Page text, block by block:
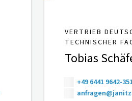
VERTRIEB
TECHNISCHER
Tobias
+49 6441 9642-351